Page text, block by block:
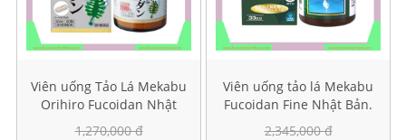
Viên uống Tảo Lá Mekabu
Orihiro Fucoidan Nhật
Bản. Hộp 90 viên
1,270,000 đ
Viên uống tảo lá Mekabu
Fucoidan Fine Nhật Bản.
Hộp 198 viên
2,345,000 đ